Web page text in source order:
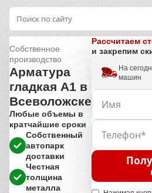
Собственное
производство
Арматура
гладкая А1 в
Всеволожске
Любые объемы в
кратчайшие сроки
Собственный
автопарк
доставки
Честная
толщина
металла
Рассчитаем
и закрепим
На
машин